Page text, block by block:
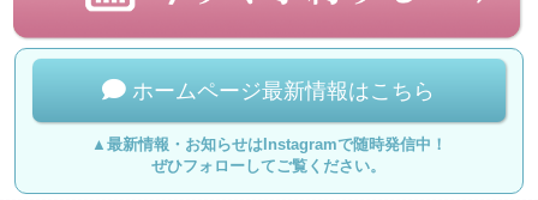
ホームページ最新情報はこちら
▲最新情報・お知らせはInstagramで随時発信中！
ぜひフォローしてご覧ください。